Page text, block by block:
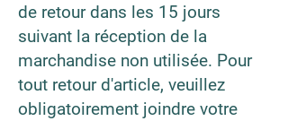
de retour dans les 15 jours
suivant la réception de la
marchandise non utilisée. Pour
tout retour d'article, veuillez
obligatoirement joindre votre